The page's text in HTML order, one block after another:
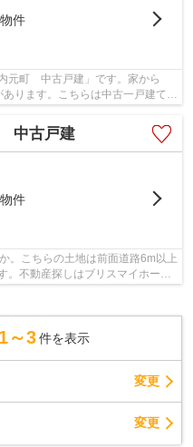
件
元町 中古戸建」です。家から
ります。こちらは中古一戸建ての
中古戸建
件
。こちらの土地は前面道路6m以上
不動産探しはブリスマイホーム
報を豊富...
1～3 件を表示
変更
変更